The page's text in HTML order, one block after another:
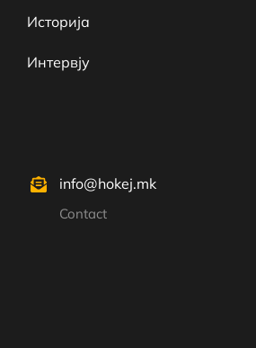
Историја
Интервју
info@hokej.mk
Contact